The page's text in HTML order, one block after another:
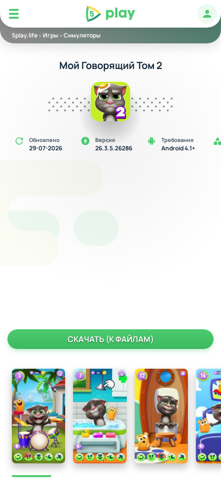
5play
5play.life» Игры »Симуляторы
Мой Говорящий Том 2
Обновлено
29-07-2026
Версия
26.3.5.26286
Требования
Android 4.1+
СКАЧАТЬ (К ФАЙЛАМ)